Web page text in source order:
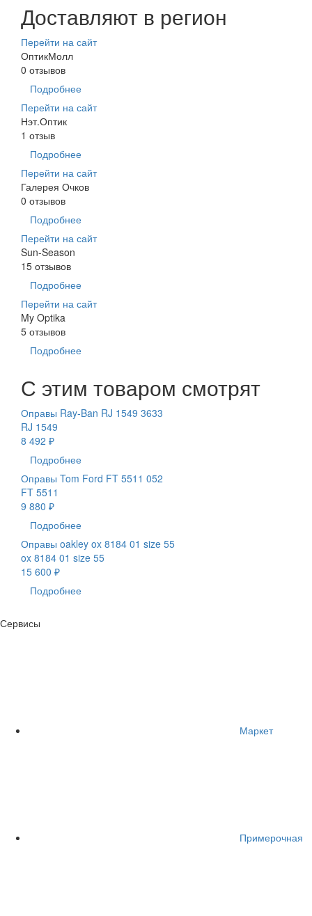
Доставляют в регион
Перейти на сайт
ОптикМолл
0 отзывов
Подробнее
Перейти на сайт
Нэт.Оптик
1 отзыв
Подробнее
Перейти на сайт
Галерея Очков
0 отзывов
Подробнее
Перейти на сайт
Sun-Season
15 отзывов
Подробнее
Перейти на сайт
My Optika
5 отзывов
Подробнее
С этим товаром смотрят
Оправы Ray-Ban RJ 1549 3633
RJ 1549
8 492 ₽
Подробнее
Оправы Tom Ford FT 5511 052
FT 5511
9 880 ₽
Подробнее
Оправы oakley ox 8184 01 size 55
ox 8184 01 size 55
15 600 ₽
Подробнее
Сервисы
Маркет
Примерочная